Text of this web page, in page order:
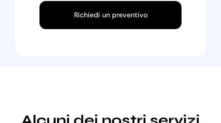
Richiedi un preventivo